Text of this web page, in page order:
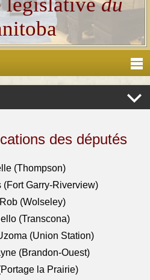
législativedu
des députés
(Thompson)
(Fort Garry-Riverview)
(Wolseley)
(Transcona)
(Union Station)
(Brandon-Ouest)
la Prairie)